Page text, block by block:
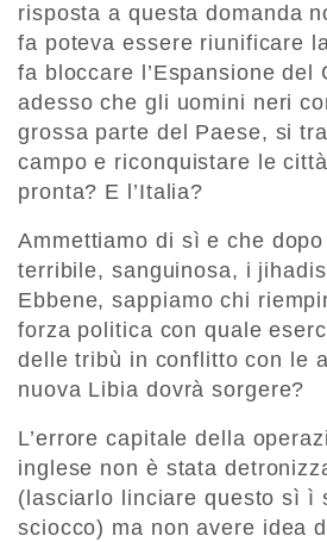
risposta a questa domanda
fa poteva essere riunificare
fa bloccare l’Espansione del
adesso che gli uomini neri
grossa parte del Paese, si
campo e riconquistare le
pronta? E l’Italia?
Ammettiamo di sì e che
terribile, sanguinosa, i
Ebbene, sappiamo chi
forza politica con quale
delle tribù in conflitto con le
nuova Libia dovrà sorgere?
L’errore capitale della
inglese non è stata
(lasciarlo linciare questo sì ì
sciocco) ma non avere idea